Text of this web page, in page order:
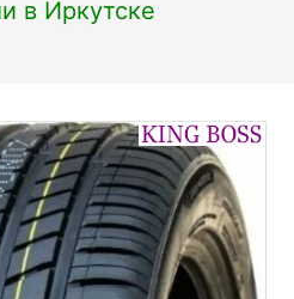
в Иркутске